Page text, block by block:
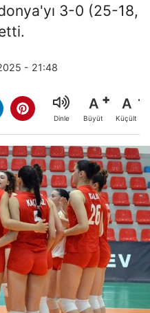
3-0 (25-18,
- 21:48
Dinle
A
Büyüt
A
Küçült